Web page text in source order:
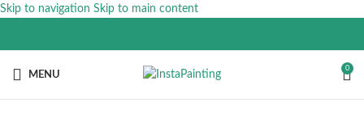
Skip to navigation Skip to main content
MENU
0